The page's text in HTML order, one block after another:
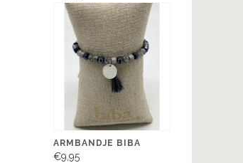
ARMBANDJE BIBA
€9,95